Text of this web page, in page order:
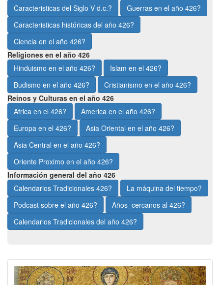
Caracteristicas del Siglo V d.c.?
Guerras en el año 426?
Caracteristicas históricas del año 426?
Ciencia en el año 426?
Religiones en el año 426
Hinduismo en el año 426?
Islam en el 426?
Budismo en el año 426?
Cristianismo en el año 426?
Reinos y Culturas en el año 426
Africa en el 426?
America en el año 426?
Europa en el 426?
Asia Oriental en el año 426?
Asia Central en el año 426?
Oriente Proximo en el año 426?
Información general del año 426
Calendarios Tradicionales 426?
La máquina del tiempo?
Podcast sobre el año 426?
Años_cercanos al 426?
Calendarios Tradicionales del año 426?